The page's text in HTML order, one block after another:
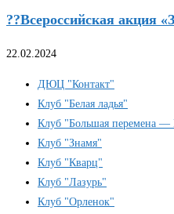
??Всероссийская акция
22.02.2024
ДЮЦ "Контакт"
Клуб "Белая ладья"
Клуб "Большая перемена —
Клуб "Знамя"
Клуб "Кварц"
Клуб "Лазурь"
Клуб "Орленок"